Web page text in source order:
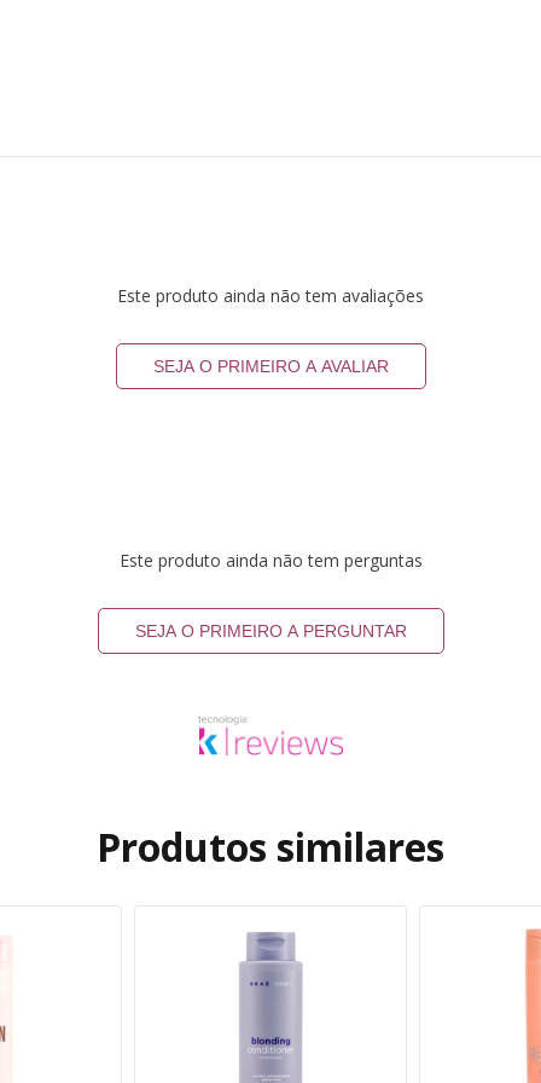
Este produto ainda não tem avaliações
SEJA O PRIMEIRO A AVALIAR
Este produto ainda não tem perguntas
SEJA O PRIMEIRO A PERGUNTAR
Produtos similares